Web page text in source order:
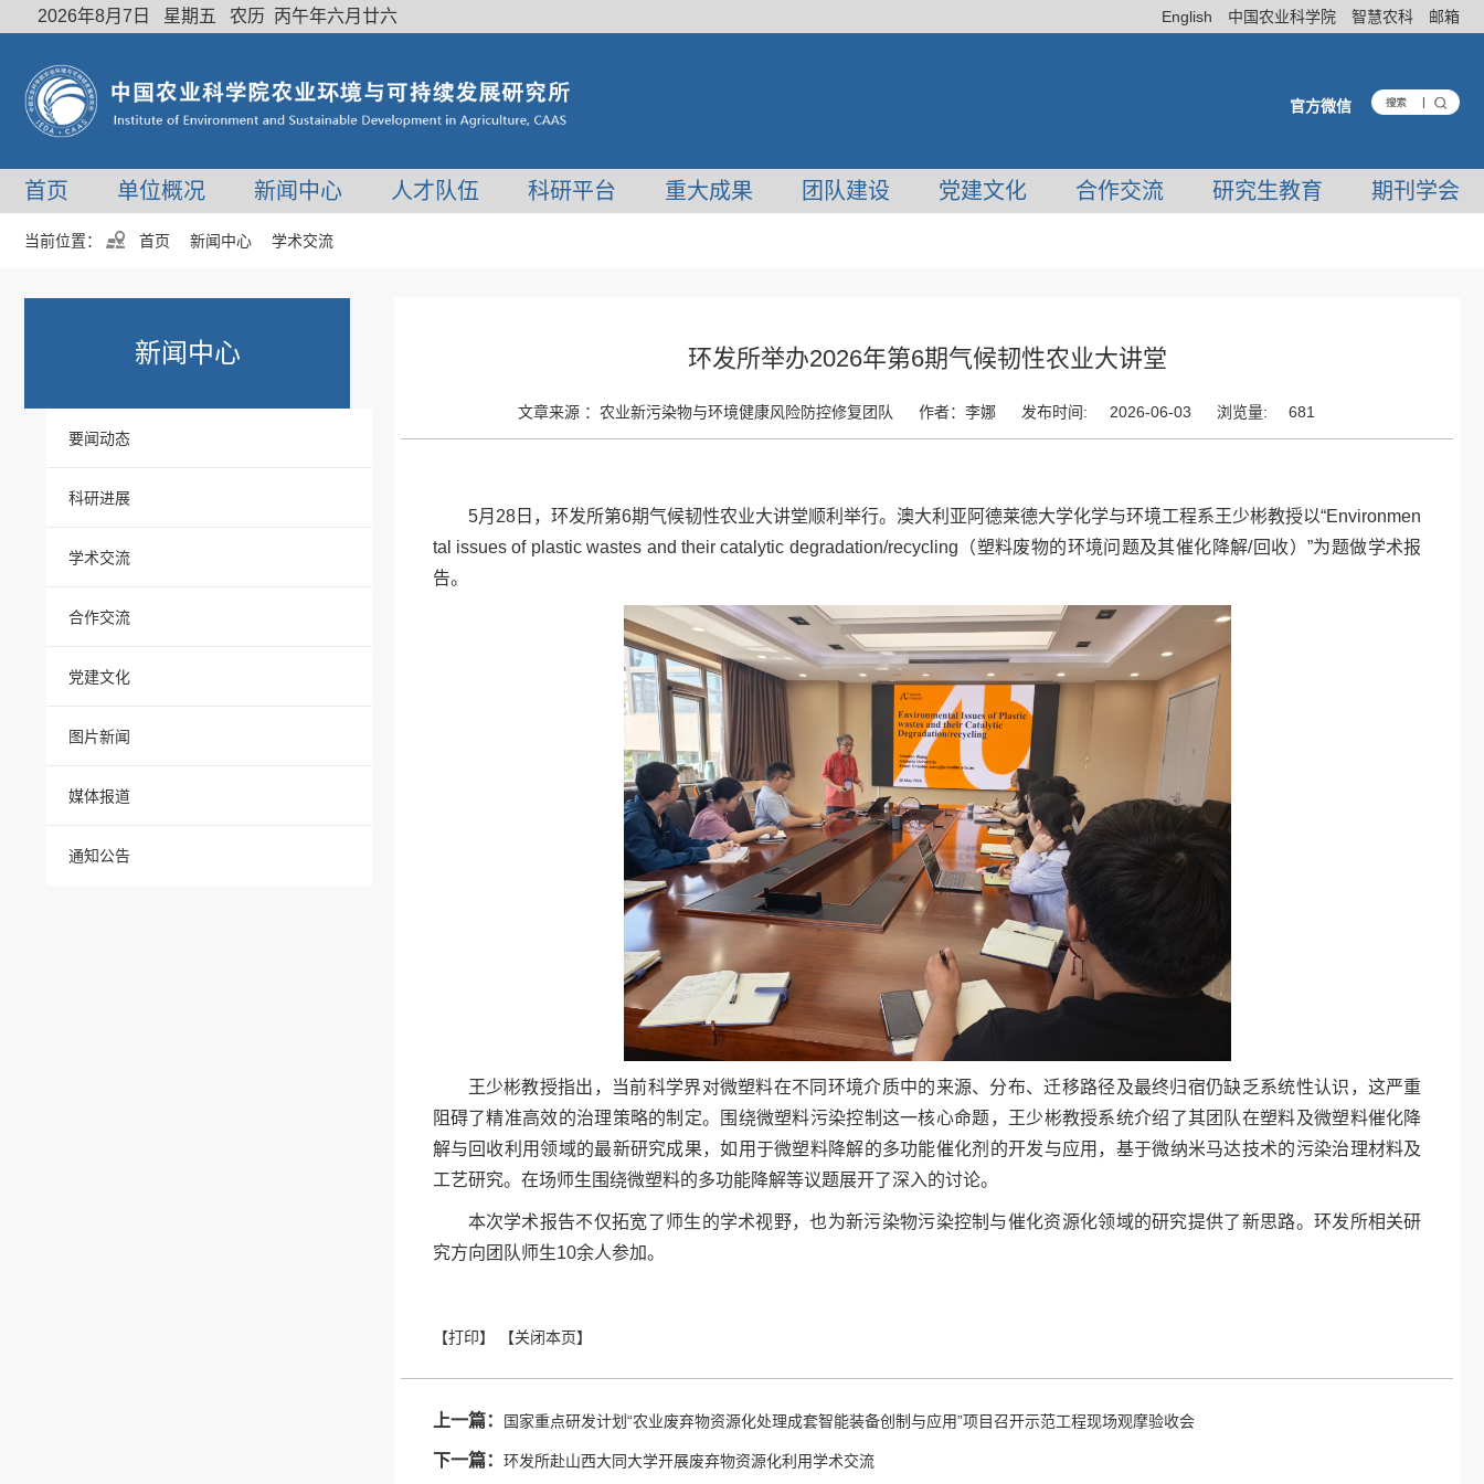
2026年8月7日 星期五 农历 丙午年六月廿六 English 中国农业科学院 智慧农科 邮箱
官方微信
首页 单位概况 新闻中心 人才队伍 科研平台 重大成果 团队建设 党建文化 合作交流 研究生教育 期刊学会
当前位置： 首页 新闻中心 学术交流
新闻中心
要闻动态
科研进展
学术交流
合作交流
党建文化
图片新闻
媒体报道
通知公告
环发所举办2026年第6期气候韧性农业大讲堂
文章来源 ：农业新污染物与环境健康风险防控修复团队 作者：李娜 发布时间: 2026-06-03 浏览量: 681
5月28日，环发所第6期气候韧性农业大讲堂顺利举行。澳大利亚阿德莱德大学化学与环境工程系王少彬教授以“Environmen
tal issues of plastic wastes and their catalytic degradation/recycling（塑料废物的环境问题及其催化降解/回收）”为题做学术报
告。
王少彬教授指出，当前科学界对微塑料在不同环境介质中的来源、分布、迁移路径及最终归宿仍缺乏系统性认识，这严重
阻碍了精准高效的治理策略的制定。围绕微塑料污染控制这一核心命题，王少彬教授系统介绍了其团队在塑料及微塑料催化降
解与回收利用领域的最新研究成果，如用于微塑料降解的多功能催化剂的开发与应用，基于微纳米马达技术的污染治理材料及
工艺研究。在场师生围绕微塑料的多功能降解等议题展开了深入的讨论。
本次学术报告不仅拓宽了师生的学术视野，也为新污染物污染控制与催化资源化领域的研究提供了新思路。环发所相关研
究方向团队师生10余人参加。
上一篇： 国家重点研发计划“农业废弃物资源化处理成套智能装备创制与应用”项目召开示范工程现场观摩验收会
下一篇： 环发所赴山西大同大学开展废弃物资源化利用学术交流